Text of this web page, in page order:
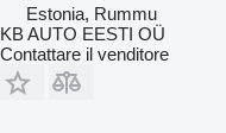
Estonia, Rummu
KB AUTO EESTI OÜ
Contattare il venditore